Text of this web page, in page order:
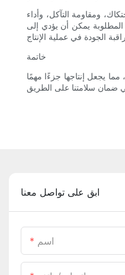
ومقاومة التآكل، وأداء
المطلوبة يمكن أن يؤدي إلى
خاتمة
يجعل إنتاجها جزءًا مهمًا
ابق على تواصل معنا
اسم